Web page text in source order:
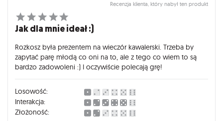
Recenzja klienta, który nabył ten produkt
Jak dla mnie ideał :)
Rozkosz była prezentem na wieczór kawalerski. Trzeba by
zapytać parę młodą co oni na to, ale z tego co wiem to są
bardzo zadowoleni :) I oczywiście polecają grę!
Losowość:
Interakcja:
Złożoność: